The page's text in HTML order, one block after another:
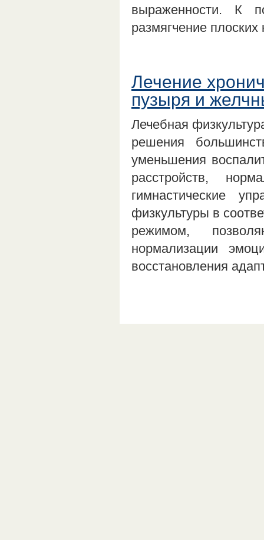
выраженности. К
размягчение
Лечение
пузыря и
Лечебная
решения
уменьшения
расстройств,
гимнастические
физкультуры в
режимом,
нормализации
восстановления